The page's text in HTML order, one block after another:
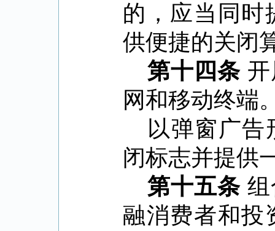
的，应当同时
供便捷的关闭
第十四条
网和移动终端
以弹窗广告
闭标志并提供
第十五条
融消费者和投